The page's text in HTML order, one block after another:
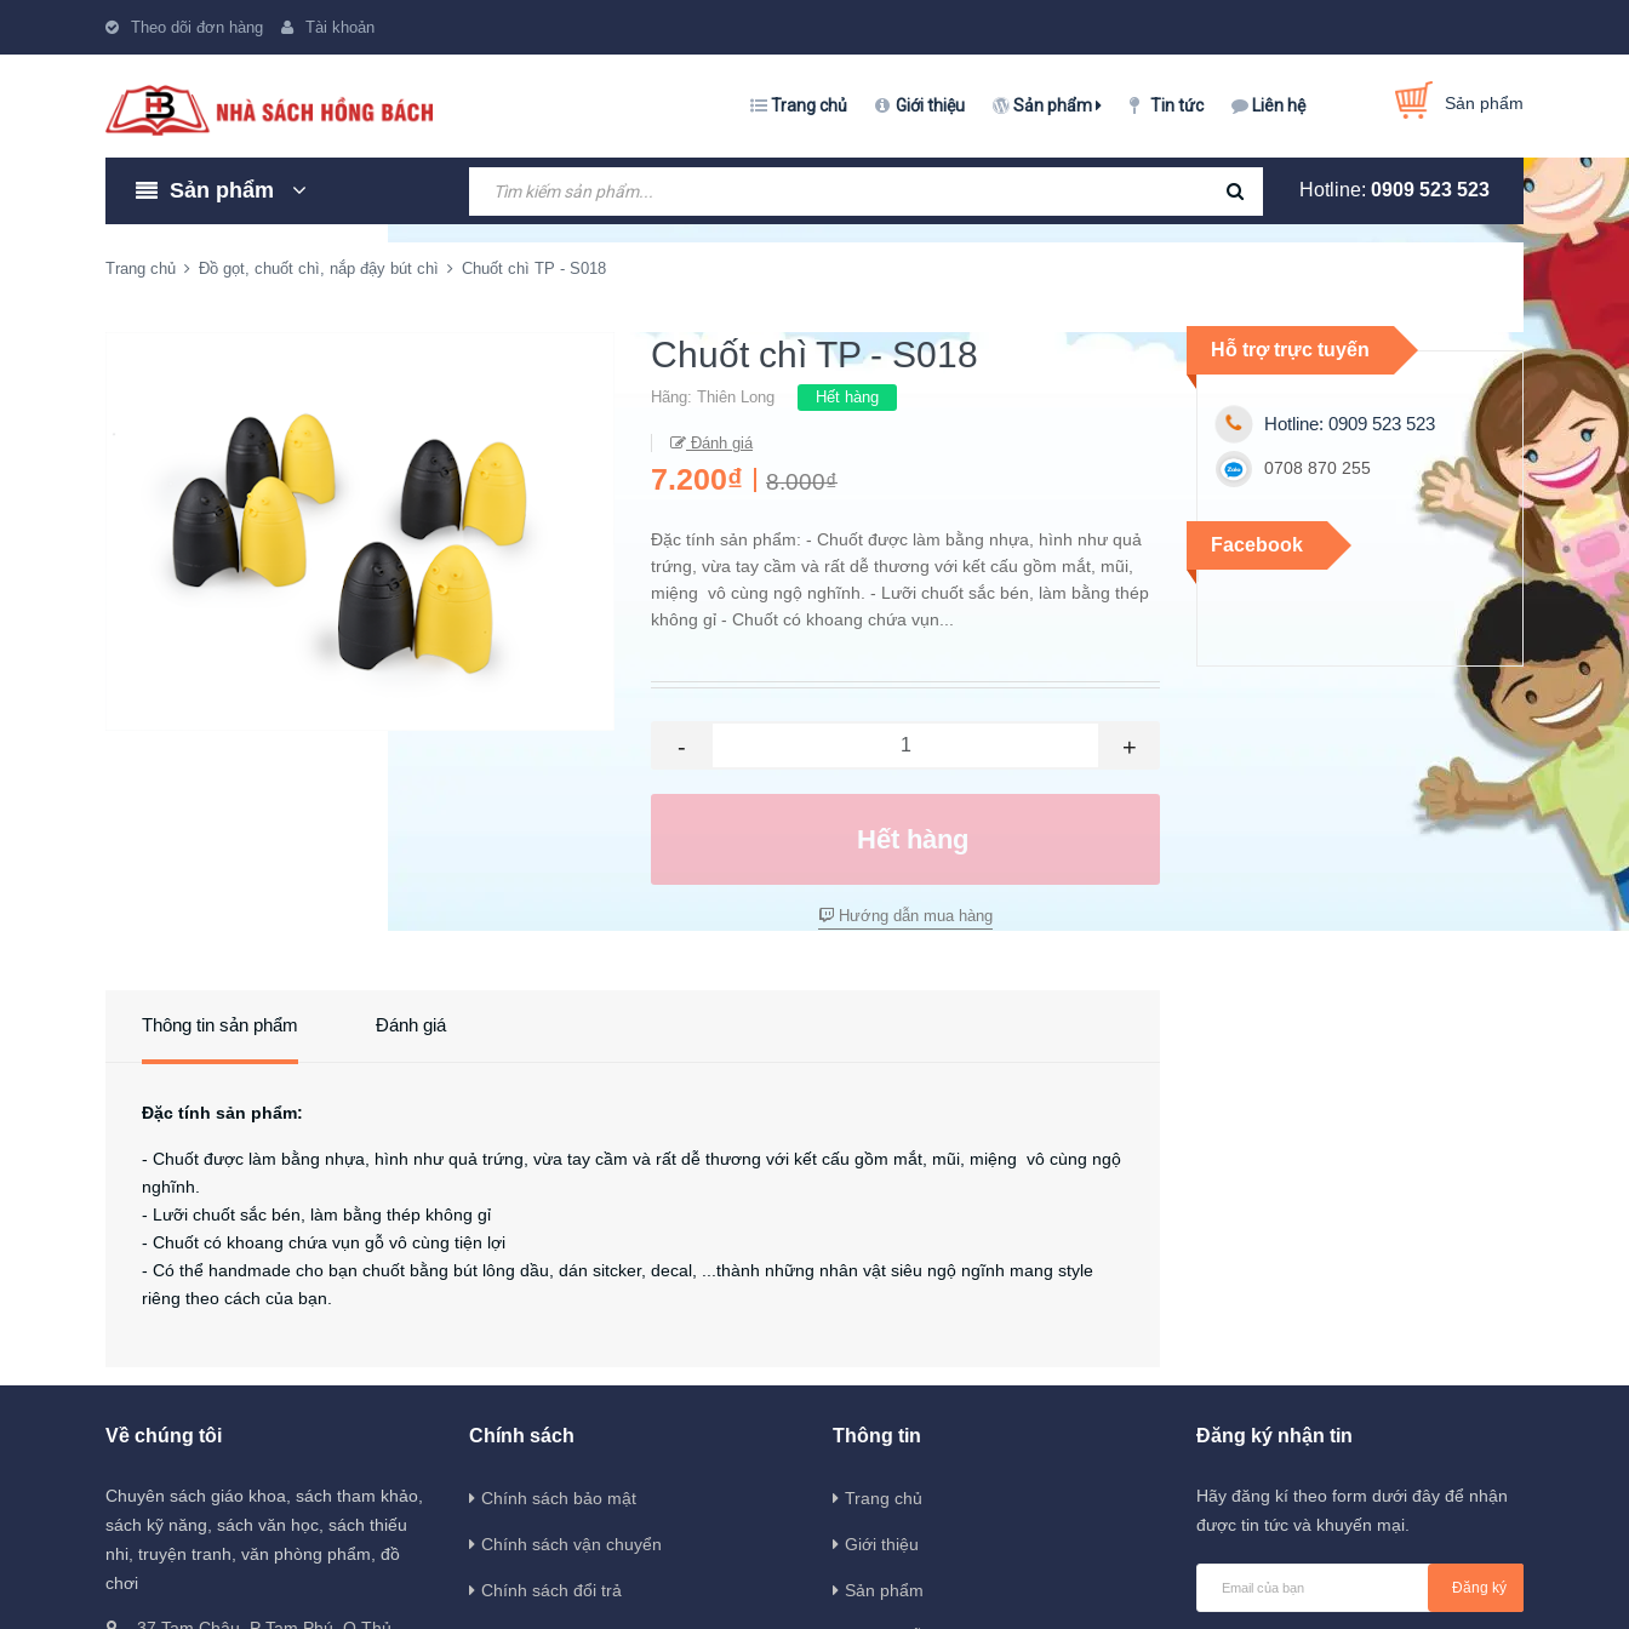
Theo dõi đơn hàng Tài khoản
Trang chủ Giới thiệu Sản phẩm Tin tức Liên hệ Sản phẩm
Sản phẩm Hotline: 0909 523 523
Trang chủ Đồ gọt, chuốt chì, nắp đậy bút chì Chuốt chì TP - S018
Chuốt chì TP - S018
Hãng: Thiên Long Hết hàng
Đánh giá
7.200₫ 8.000₫
Đặc tính sản phẩm: - Chuốt được làm bằng nhựa, hình như quả
trứng, vừa tay cầm và rất dễ thương với kết cấu gồm mắt, mũi,
miệng vô cùng ngộ nghĩnh. - Lưỡi chuốt sắc bén, làm bằng thép
không gỉ - Chuốt có khoang chứa vụn...
- +
Hết hàng
Hướng dẫn mua hàng
Thông tin sản phẩm Đánh giá
Đặc tính sản phẩm:
- Chuốt được làm bằng nhựa, hình như quả trứng, vừa tay cầm và rất dễ thương với kết cấu gồm mắt, mũi, miệng vô cùng ngộ
nghĩnh.
- Lưỡi chuốt sắc bén, làm bằng thép không gỉ
- Chuốt có khoang chứa vụn gỗ vô cùng tiện lợi
- Có thể handmade cho bạn chuốt bằng bút lông dầu, dán sitcker, decal, ...thành những nhân vật siêu ngộ ngĩnh mang style
riêng theo cách của bạn.
Hỗ trợ trực tuyến
Hotline: 0909 523 523
0708 870 255
Facebook
Về chúng tôi
Chuyên sách giáo khoa, sách tham khảo,
sách kỹ năng, sách văn học, sách thiếu
nhi, truyện tranh, văn phòng phẩm, đồ
chơi
Chính sách
Chính sách bảo mật
Chính sách vận chuyển
Chính sách đổi trả
Thông tin
Trang chủ
Giới thiệu
Sản phẩm
Đăng ký nhận tin
Hãy đăng kí theo form dưới đây để nhận
được tin tức và khuyến mại.
Đăng ký